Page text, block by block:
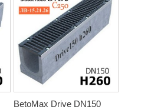
BetoMax Drive DN150